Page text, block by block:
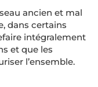
ancien et mal
dans certains
intégralement
et que les
l’ensemble.